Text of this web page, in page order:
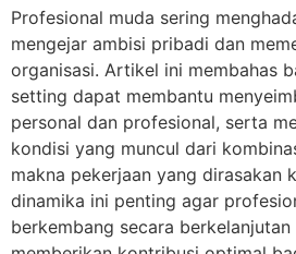
Profesional muda sering
mengejar ambisi pribadi dan
organisasi. Artikel ini membahas
setting dapat membantu
personal dan profesional, serta
kondisi yang muncul dari
makna pekerjaan yang dirasakan
dinamika ini penting agar
berkembang secara berkelanjutan